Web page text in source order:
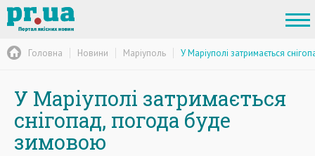
Головна Новини Маріуполь У Маріуполі затримається
У Маріуполі затримається
снігопад, погода буде
зимовою